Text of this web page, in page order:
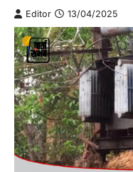
Editor 13/04/2025